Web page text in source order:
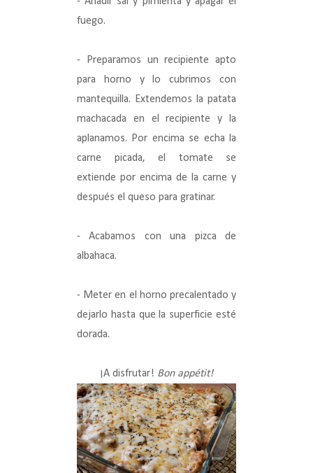
fuego.
- Preparamos un recipiente apto
para horno y lo cubrimos con
mantequilla. Extendemos la patata
machacada en el recipiente y la
aplanamos. Por encima se echa la
carne picada, el tomate se
extiende por encima de la carne y
después el queso para gratinar.
- Acabamos con una pizca de
albahaca.
- Meter en el horno precalentado y
dejarlo hasta que la superficie esté
dorada.
¡A disfrutar! Bon appétit!